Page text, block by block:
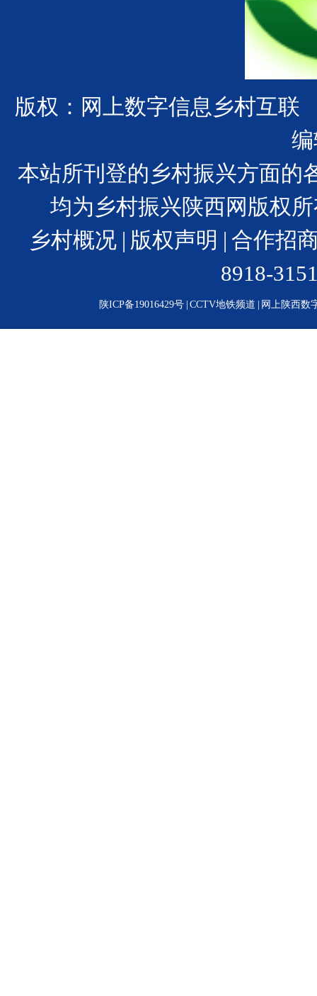
版权：网上数字信息乡村互
本站所刊登的乡村振兴方面的
均为乡村振兴陕西网版权
乡村概况
版权声明 |合作招
8918-
陕ICP备19016429号 |CCTV地铁频道 网上陕西数